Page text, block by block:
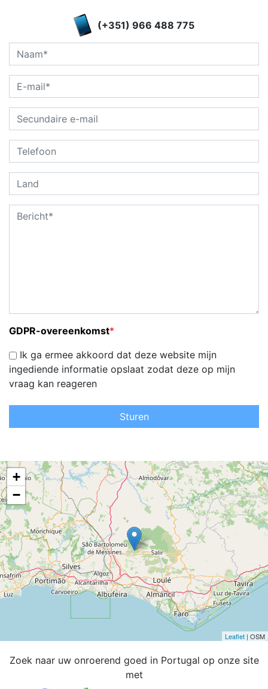
(+351) 966 488 775
GDPR-overeenkomst*
Ik ga ermee akkoord dat deze website mijn
ingediende informatie opslaat zodat deze op mijn
vraag kan reageren
Sturen
+
−
Leaflet | OSM
Zoek naar uw onroerend goed in Portugal op onze site
met